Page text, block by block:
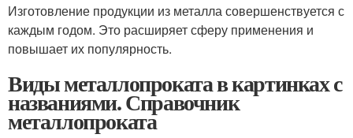
Изготовление продукции из металла совершенствуется с
каждым годом. Это расширяет сферу применения и
повышает их популярность.
Виды металлопроката в картинках с
названиями. Справочник
металлопроката